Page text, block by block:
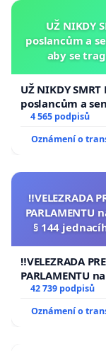
UŽ NIKDY
poslancům a
aby se
UŽ NIKDY SMRT
poslancům a
aby se
4 565 podpisů
Oznámení o
‼️VELEZRADA
§ 144
‼️VELEZRADA
PARLAMENTU
144 jednacího
usnesení k
republiky
42 739 podpisů
Oznámení o